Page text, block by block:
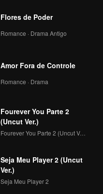
Flores de Poder
Romance · Drama Antigo
Amor Fora de Controle
Romance · Drama
Fourever You Parte 2
(Uncut Ver.)
Fourever You Parte 2 (Uncut Ver.)
Seja Meu Player 2 (Uncut
Ver.)
Seja Meu Player 2